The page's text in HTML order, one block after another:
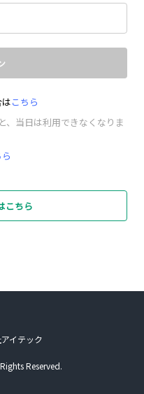
こちら
当日は利用できなくなりま
こちら
イテック
Reserved.